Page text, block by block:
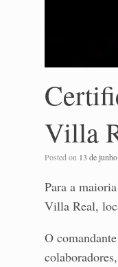
Villa
Posted on 13 de
Para a
Villa Real,
O